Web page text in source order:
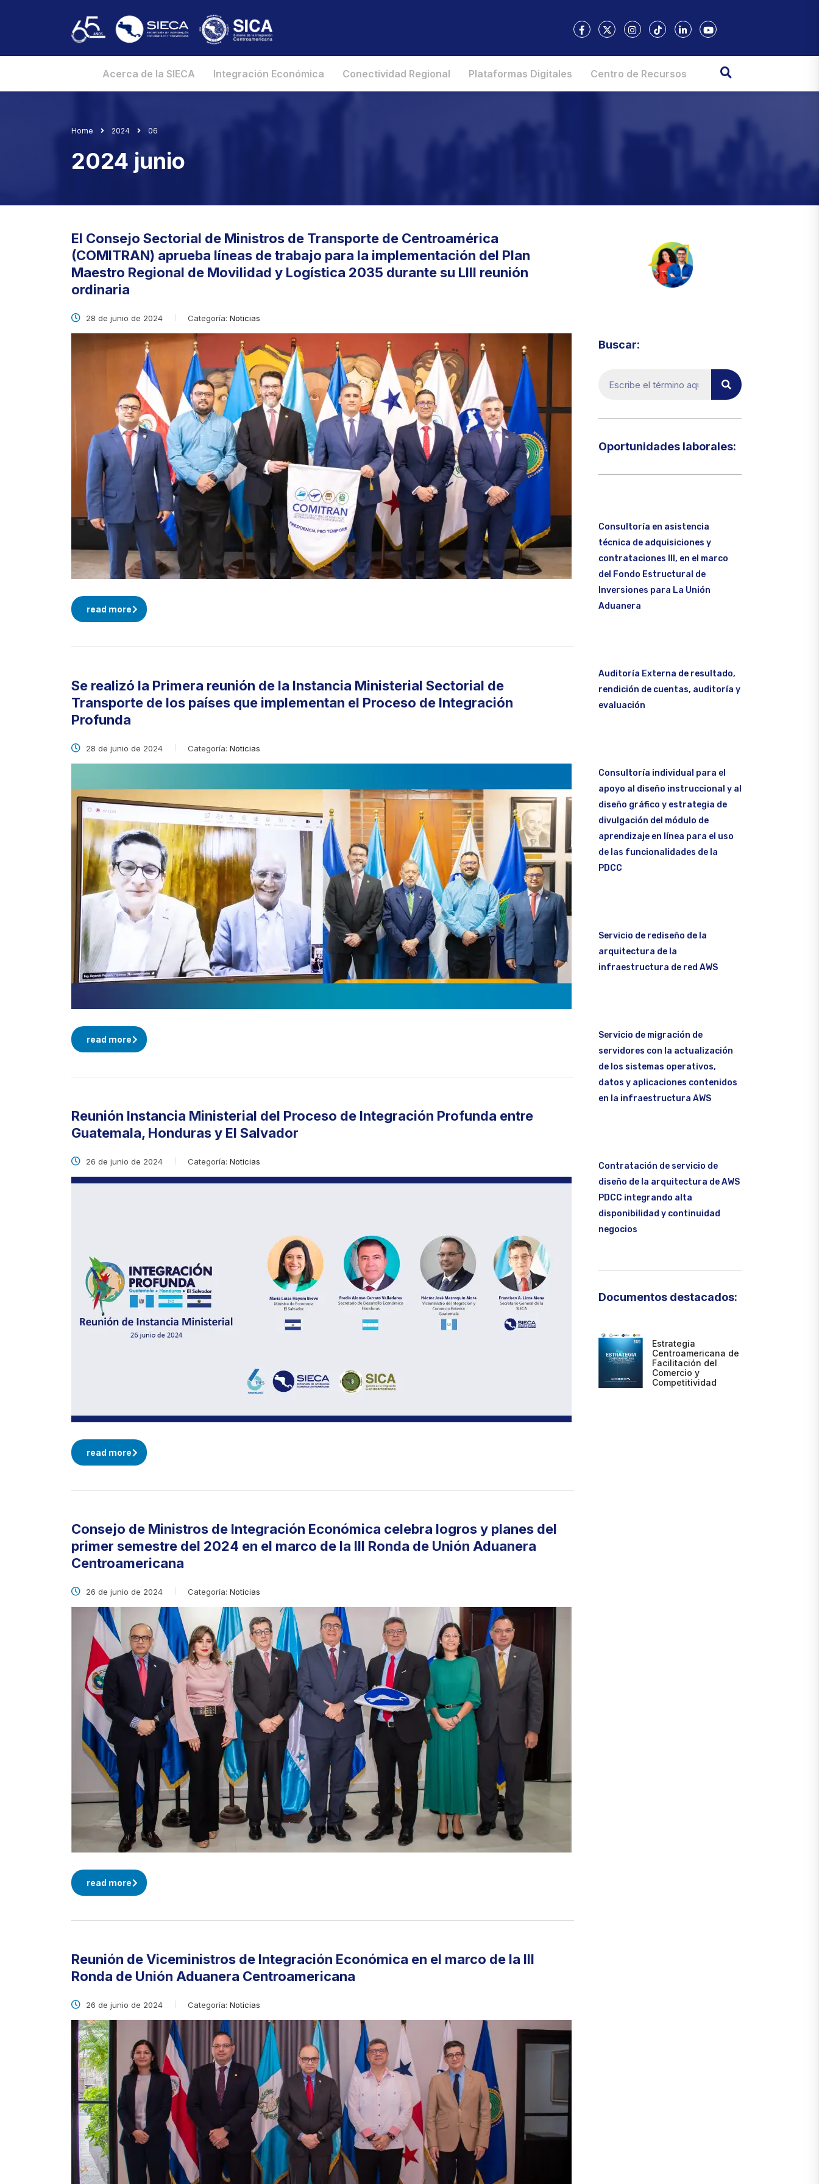
Acerca de la SIECA Integración Económica Conectividad Regional Plataformas Digitales Centro de Recursos
Home 2024 06
2024 junio
El Consejo Sectorial de Ministros de Transporte de Centroamérica
(COMITRAN) aprueba líneas de trabajo para la implementación del Plan
Maestro Regional de Movilidad y Logística 2035 durante su LIII reunión
ordinaria
28 de junio de 2024 Categoría: Noticias
read more
Se realizó la Primera reunión de la Instancia Ministerial Sectorial de
Transporte de los países que implementan el Proceso de Integración
Profunda
28 de junio de 2024 Categoría: Noticias
read more
Reunión Instancia Ministerial del Proceso de Integración Profunda entre
Guatemala, Honduras y El Salvador
26 de junio de 2024 Categoría: Noticias
read more
Consejo de Ministros de Integración Económica celebra logros y planes del
primer semestre del 2024 en el marco de la III Ronda de Unión Aduanera
Centroamericana
26 de junio de 2024 Categoría: Noticias
read more
Reunión de Viceministros de Integración Económica en el marco de la III
Ronda de Unión Aduanera Centroamericana
26 de junio de 2024 Categoría: Noticias
Buscar:
Oportunidades laborales:​
Consultoría en asistencia
técnica de adquisiciones y
contrataciones III, en el marco
del Fondo Estructural de
Inversiones para La Unión
Aduanera
Auditoría Externa de resultado,
rendición de cuentas, auditoría y
evaluación
Consultoría individual para el
apoyo al diseño instruccional y al
diseño gráfico y estrategia de
divulgación del módulo de
aprendizaje en línea para el uso
de las funcionalidades de la
PDCC
Servicio de rediseño de la
arquitectura de la
infraestructura de red AWS
Servicio de migración de
servidores con la actualización
de los sistemas operativos,
datos y aplicaciones contenidos
en la infraestructura AWS
Contratación de servicio de
diseño de la arquitectura de AWS
PDCC integrando alta
disponibilidad y continuidad
negocios
Documentos destacados:
Estrategia
Centroamericana de
Facilitación del
Comercio y
Competitividad